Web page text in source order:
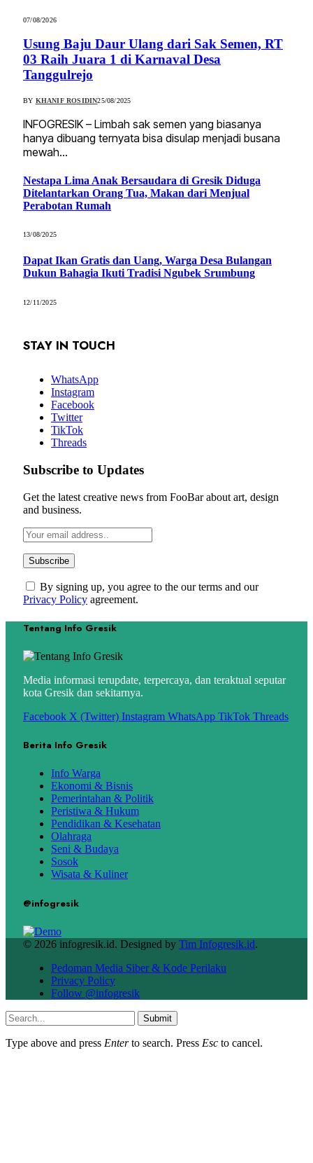
07/08/2026
Usung Baju Daur Ulang dari Sak Semen, RT
03 Raih Juara 1 di Karnaval Desa
Tanggulrejo
BY KHANIF ROSIDIN25/08/2025
INFOGRESIK – Limbah sak semen yang biasanya
hanya dibuang ternyata bisa disulap menjadi busana
mewah…
Nestapa Lima Anak Bersaudara di Gresik Diduga
Ditelantarkan Orang Tua, Makan dari Menjual
Perabotan Rumah
13/08/2025
Dapat Ikan Gratis dan Uang, Warga Desa Bulangan
Dukun Bahagia Ikuti Tradisi Ngubek Srumbung
12/11/2025
STAY IN TOUCH
WhatsApp
Instagram
Facebook
Twitter
TikTok
Threads
Subscribe to Updates
Get the latest creative news from FooBar about art, design
and business.
By signing up, you agree to the our terms and our
Privacy Policy agreement.
Tentang Info Gresik
Media informasi terupdate, terpercaya, dan teraktual seputar
kota Gresik dan sekitarnya.
Facebook X (Twitter) Instagram WhatsApp TikTok Threads
Berita Info Gresik
Info Warga
Ekonomi & Bisnis
Pemerintahan & Politik
Peristiwa & Hukum
Pendidikan & Kesehatan
Olahraga
Seni & Budaya
Sosok
Wisata & Kuliner
@infogresik
© 2026 infogresik.id. Designed by Tim Infogresik.id.
Pedoman Media Siber & Kode Perilaku
Privacy Policy
Follow @infogresik
Submit
Type above and press Enterto search. Press Esc to cancel.